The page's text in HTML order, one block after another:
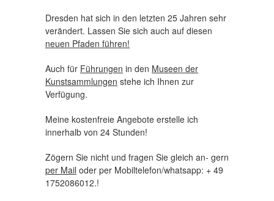
Dresden hat sich in den letzten 25 Jahren sehr
verändert. Lassen Sie sich auch auf diesen
neuen Pfaden führen!
Auch für Führungen in den Museen der
Kunstsammlungen stehe ich Ihnen zur
Verfügung.
Meine kostenfreie Angebote erstelle ich
innerhalb von 24 Stunden!
Zögern Sie nicht und fragen Sie gleich an- gern
per Mail oder per Mobiltelefon/whatsapp: + 49
1752086012.!